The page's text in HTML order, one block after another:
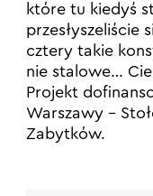
które tu kiedyś
przesłyszeliście
cztery takie
nie stalowe…
Projekt
Warszawy –
Zabytków.